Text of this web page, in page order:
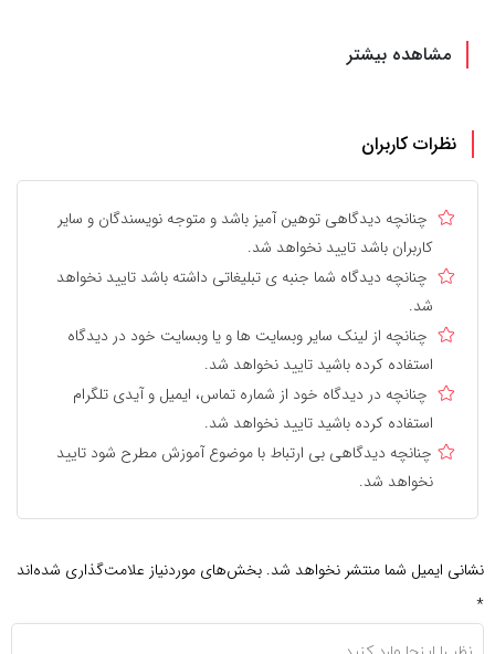
مشاهده بیشتر
نظرات کاربران
چنانچه دیدگاهی توهین آمیز باشد و متوجه نویسندگان و سایر
کاربران باشد تایید نخواهد شد.
چنانچه دیدگاه شما جنبه ی تبلیغاتی داشته باشد تایید نخواهد
شد.
چنانچه از لینک سایر وبسایت ها و یا وبسایت خود در دیدگاه
استفاده کرده باشید تایید نخواهد شد.
چنانچه در دیدگاه خود از شماره تماس، ایمیل و آیدی تلگرام
استفاده کرده باشید تایید نخواهد شد.
چنانچه دیدگاهی بی ارتباط با موضوع آموزش مطرح شود تایید
نخواهد شد.
نشانی ایمیل شما منتشر نخواهد شد. بخش‌های موردنیاز علامت‌گذاری شده‌اند
*